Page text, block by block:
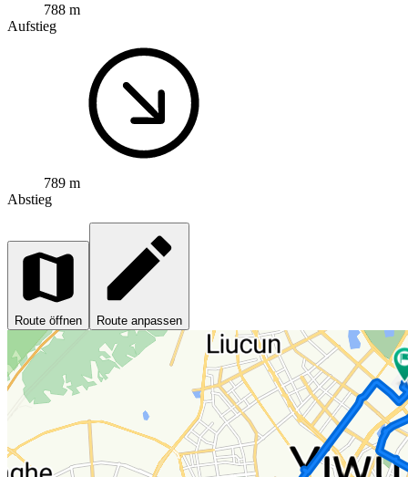
788 m
Aufstieg
789 m
Abstieg
Route öffnen Route anpassen